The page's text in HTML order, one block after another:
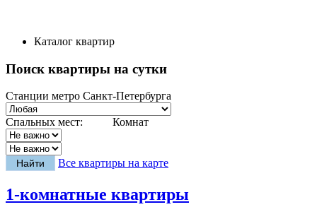
Каталог квартир
Поиск квартиры на сутки
Станции метро Санкт-Петербурга
Спальных мест: Комнат
Все квартиры на карте
1-комнатные квартиры